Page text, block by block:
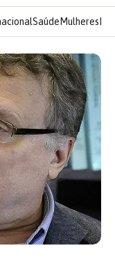
Saúde Mulheres